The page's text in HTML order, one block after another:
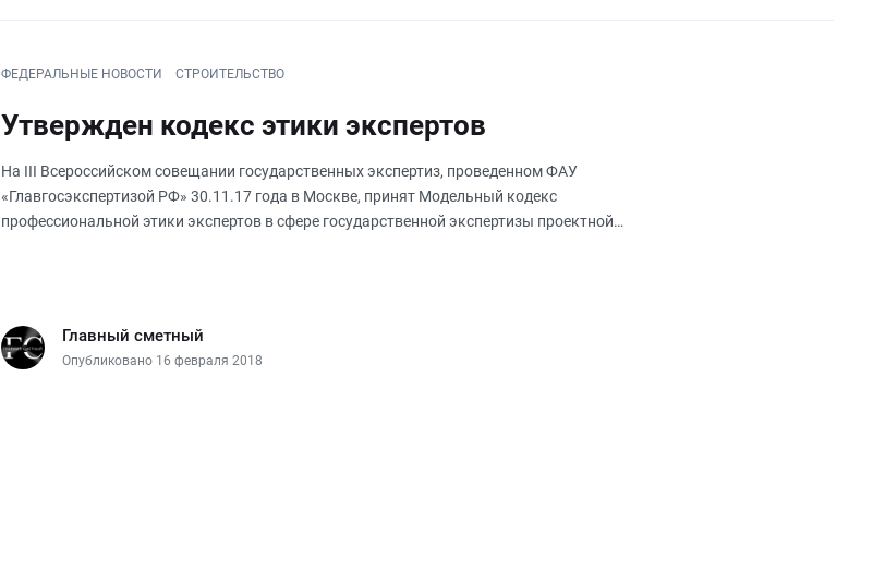
ФЕДЕРАЛЬНЫЕ НОВОСТИ СТРОИТЕЛЬСТВО
Утвержден кодекс этики экспертов
На III Всероссийском совещании государственных экспертиз, проведенном ФАУ
«Главгосэкспертизой РФ» 30.11.17 года в Москве, принят Модельный кодекс
профессиональной этики экспертов в сфере государственной экспертизы проектной
Главный сметный
Опубликовано 16 февраля 2018